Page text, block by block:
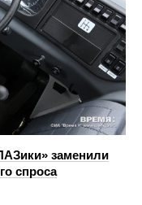
заменили
спроса